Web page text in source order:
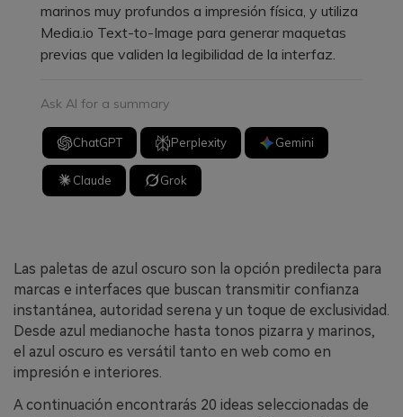
marinos muy profundos a impresión física, y utiliza
Media.io Text-to-Image para generar maquetas
previas que validen la legibilidad de la interfaz.
Ask AI for a summary
ChatGPT Perplexity Gemini
Claude Grok
Las paletas de azul oscuro son la opción predilecta para
marcas e interfaces que buscan transmitir confianza
instantánea, autoridad serena y un toque de exclusividad.
Desde azul medianoche hasta tonos pizarra y marinos,
el azul oscuro es versátil tanto en web como en
impresión e interiores.
A continuación encontrarás 20 ideas seleccionadas de